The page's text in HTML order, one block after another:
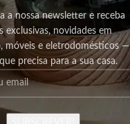
a nossa newsletter e receba
exclusivas, novidades em
móveis e eletrodomésticos —
precisa para a sua casa.